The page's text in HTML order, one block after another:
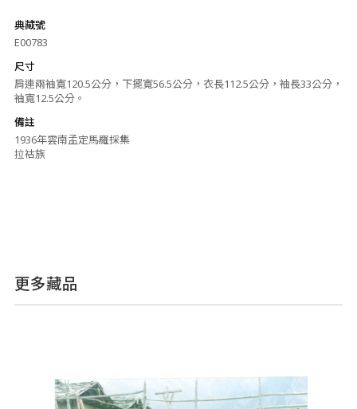
典藏號
E00783
尺寸
肩連兩袖寬120.5公分，下擺寬56.5公分，衣長112.5公分，袖長33公分，
袖寬12.5公分。
備註
1936年雲南孟定馬羅採集
拉祜族
更多藏品